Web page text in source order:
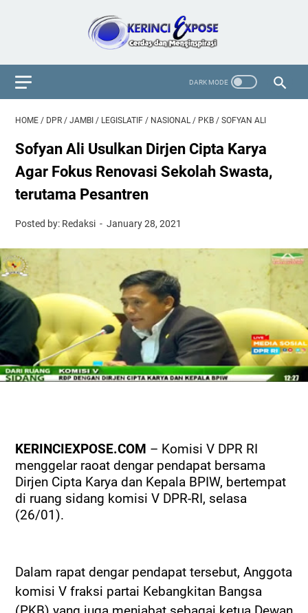
HOME / DPR / JAMBI / LEGISLATIF / NASIONAL / PKB / SOFYAN ALI
Sofyan Ali Usulkan Dirjen Cipta Karya
Agar Fokus Renovasi Sekolah Swasta,
terutama Pesantren
Posted by: Redaksi January 28, 2021
KERINCIEXPOSE.COM – Komisi V DPR RI
menggelar raoat dengar pendapat bersama
Dirjen Cipta Karya dan Kepala BPIW, bertempat
di ruang sidang komisi V DPR-RI, selasa
(26/01).
Dalam rapat dengar pendapat tersebut, Anggota
komisi V fraksi partai Kebangkitan Bangsa